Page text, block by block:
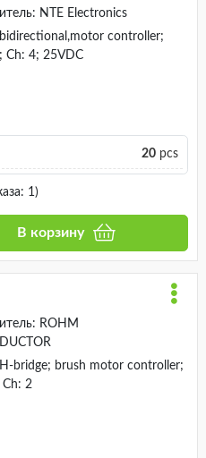
NTE Electronics
controller;
Ch: 4; 25VDC
20pcs
1)
В корзину
ROHM
bridge; brush motor controller;
Ch: 2